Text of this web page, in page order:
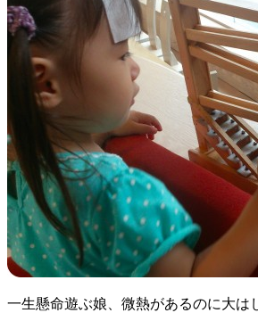
一生懸命遊ぶ娘、微熱があるのに大は